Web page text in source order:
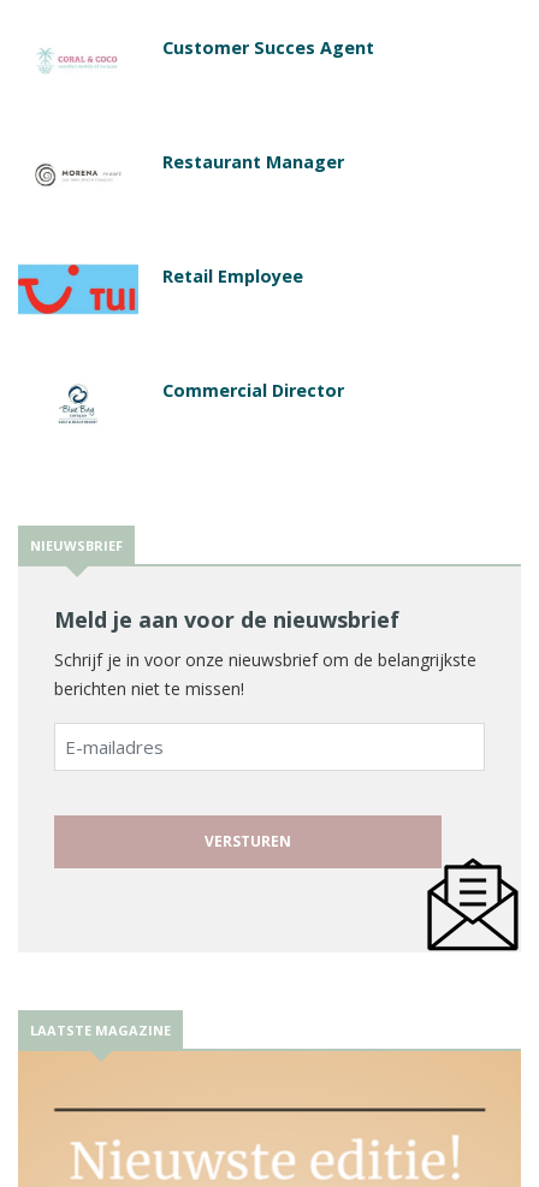
Customer Succes Agent
Restaurant Manager
Retail Employee
Commercial Director
NIEUWSBRIEF
Meld je aan voor de nieuwsbrief
Schrijf je in voor onze nieuwsbrief om de belangrijkste
berichten niet te missen!
E-
mailadres
LAATSTE MAGAZINE